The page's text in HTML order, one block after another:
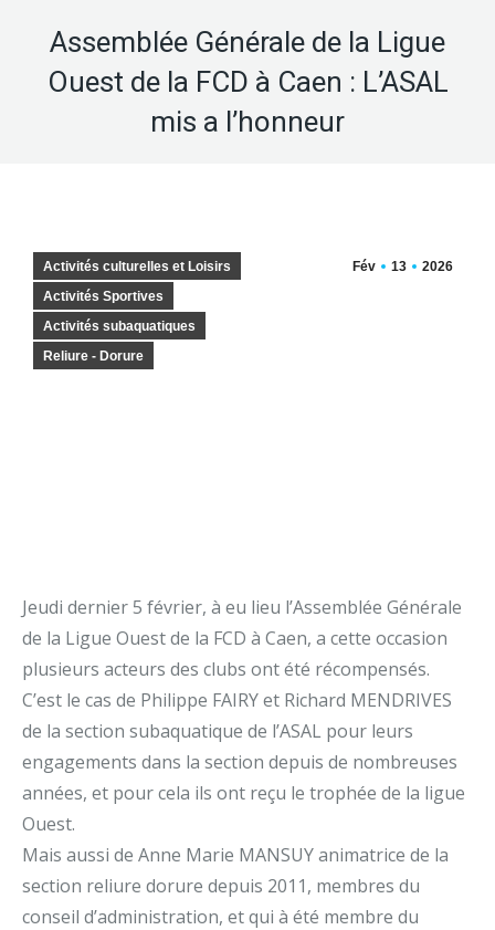
Assemblée Générale de la Ligue
Ouest de la FCD à Caen : L’ASAL
mis a l’honneur
Fév 13 2026
Activités culturelles et Loisirs
Activités Sportives
Activités subaquatiques
Reliure - Dorure
Jeudi dernier 5 février, à eu lieu l’Assemblée Générale
de la Ligue Ouest de la FCD à Caen, a cette occasion
plusieurs acteurs des clubs ont été récompensés.
C’est le cas de Philippe FAIRY et Richard MENDRIVES
de la section subaquatique de l’ASAL pour leurs
engagements dans la section depuis de nombreuses
années, et pour cela ils ont reçu le trophée de la ligue
Ouest.
Mais aussi de Anne Marie MANSUY animatrice de la
section reliure dorure depuis 2011, membres du
conseil d’administration, et qui à été membre du